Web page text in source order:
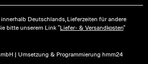
Deutschlands, Lieferzeiten für andere
bitte unserem Link "Liefer- & Versandkosten"
| Umsetzung & Programmierung hmm24